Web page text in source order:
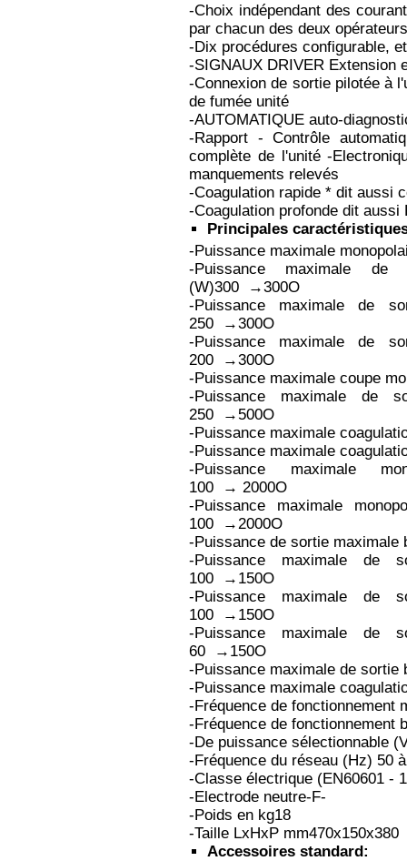
-Choix indépendant des
par chacun des deux
-Dix procédures configurable,
-SIGNAUX DRIVER Extension
-Connexion de sortie pilotée à
de fumée unité
-AUTOMATIQUE auto-
-Rapport - Contrôle
complète de l'unité -
manquements relevés
-Coagulation rapide * dit aussi
-Coagulation profonde dit
Principales
-Puissance maximale
-Puissance maximale de
(W)300 →300O
-Puissance maximale de
250 →300O
-Puissance maximale de
200 →300O
-Puissance maximale coupe
-Puissance maximale de
250 →500O
-Puissance maximale
-Puissance maximale
-Puissance maximale
100 → 2000O
-Puissance maximale
100 →2000O
-Puissance de sortie
-Puissance maximale de
100 →150O
-Puissance maximale de
100 →150O
-Puissance maximale de
60 →150O
-Puissance maximale de
-Puissance maximale
-Fréquence de fonctionnement
-Fréquence de fonctionnement
-De puissance sélectionnable
-Fréquence du réseau (Hz) 50
-Classe électrique (EN60601 -
-Electrode neutre-F-
-Poids en kg18
-Taille LxHxP mm470x150x380
Accessoires standard: